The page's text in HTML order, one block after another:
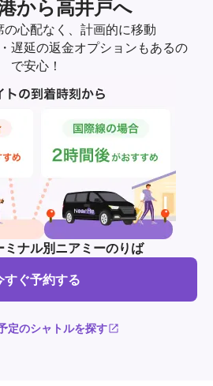
から高井戸へ
心配なく、計画的に移動
遅延の返金オプションもあるの
で安心！
ミナル別ニアミーのりば
すぐ予約する
定のシャトルを探す